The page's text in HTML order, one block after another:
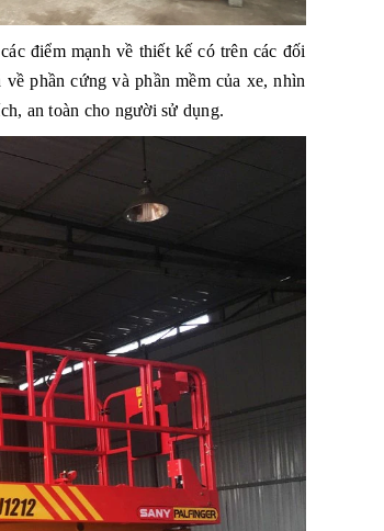
điểm mạnh về thiết kế có trên các đối
phần cứng và phần mềm của xe, nhìn
an toàn cho người sử dụng.